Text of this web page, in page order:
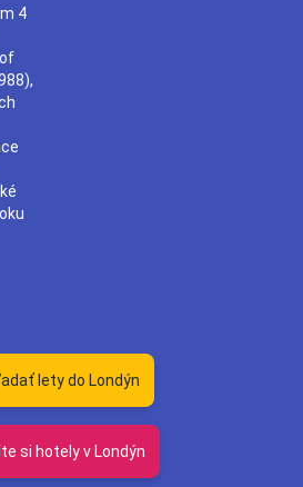
4
lety do Londýn
si hotely v Londýn